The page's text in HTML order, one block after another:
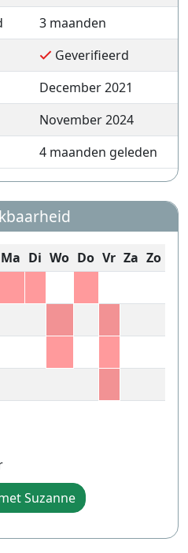
3 maanden
Geverifieerd
December 2021
November 2024
4 maanden geleden
Ma Di Wo Do Vr Za Zo
Suzanne